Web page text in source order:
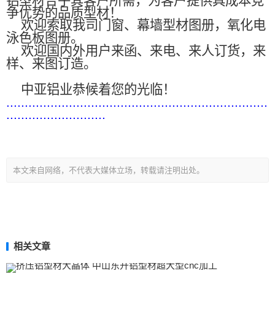
争优势的品质型材！
欢迎索取我司门窗、幕墙型材图册，氧化电
泳色板图册。
欢迎国内外用户来函、来电、来人订货，来
样、来图订造。
中亚铝业恭候着您的光临！
.......................................................................
...........................
本文来自网络，不代表大媒体立场，转载请注明出处。
相关文章